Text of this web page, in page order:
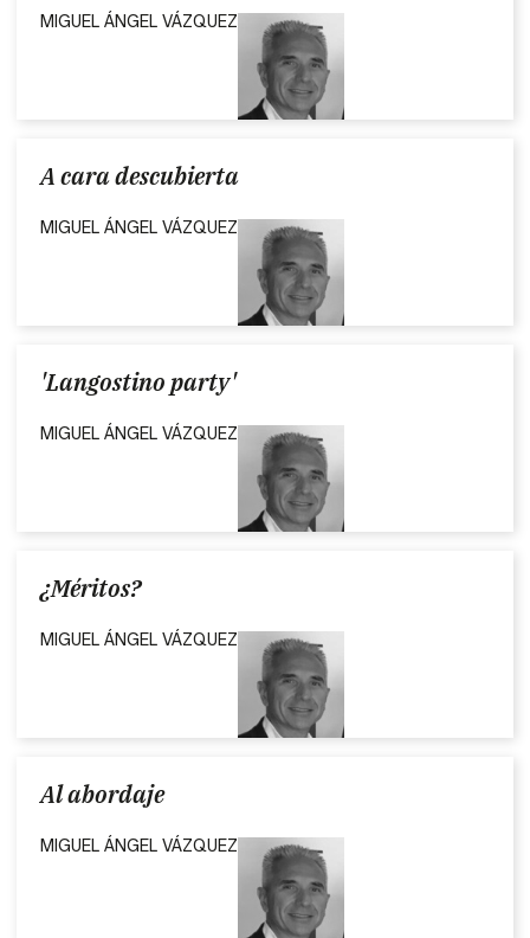
MIGUEL ÁNGEL VÁZQUEZ
A cara descubierta
MIGUEL ÁNGEL VÁZQUEZ
'Langostino party'
MIGUEL ÁNGEL VÁZQUEZ
¿Méritos?
MIGUEL ÁNGEL VÁZQUEZ
Al abordaje
MIGUEL ÁNGEL VÁZQUEZ